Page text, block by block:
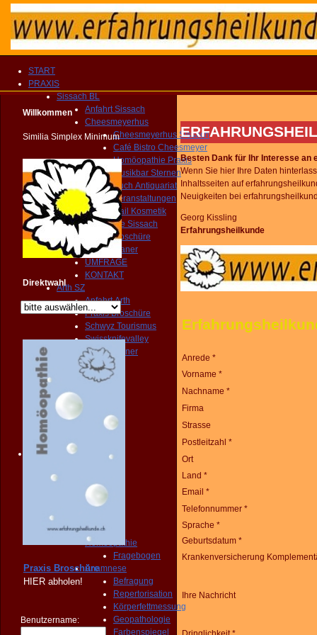
START
PRAXIS
Sissach BL
Anfahrt Sissach
Cheesmeyerhus
Cheesmeyerhus Sissach
Café Bistro Cheesmeyer
Homöopathie Praxis
Musikbar Sternen
Buch Antiquariat
Veranstaltungen
Nail Kosmetik
Gemeinde Sissach
Praxis Broschüre
Routenplaner
UMFRAGE
KONTAKT
Arth SZ
Anfahrt Arth
Praxis Broschüre
Schwyz Tourismus
Swissknifevalley
Routenplaner
KONTAKT
Erreichbarkeit
Fragebogen
Broschüre
Person
KONTAKT
Angebot
Homöopathie
Diagnose
PRAXIS
Homöopathie
Fragebogen
Anamnese
Befragung
Repertorisation
Körperfettmessung
Geopathologie
Farbenspiegel
Willkommen
Similia Simplex Minimum
Direktwahl
Praxis Broschüre
HIER abholen!
Benutzername:
Besten Dank für Ihr Interesse an
Wenn Sie hier Ihre Daten
Inhaltsseiten auf
Neuigkeiten bei
Georg Kissling
Erfahrungsheilkunde
Anrede *
Vorname *
Nachname *
Firma
Strasse
Postleitzahl *
Ort
Land *
Email *
Telefonnummer *
Sprache *
Geburtsdatum *
Krankenversicherung
Ihre Nachricht